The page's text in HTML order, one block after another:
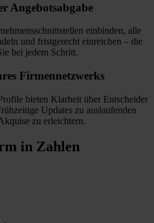
Angebotsabgabe
einbinden, alle
und fristgerecht einreichen – die
bei jedem Schritt.
Firmennetzwerks
bieten Klarheit über Entscheider
Updates zu auslaufenden
zu erleichtern.
in Zahlen